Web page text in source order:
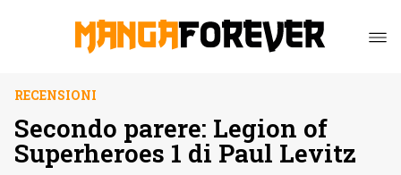
RECENSIONI
Secondo parere: Legion of
Superheroes 1 di Paul Levitz